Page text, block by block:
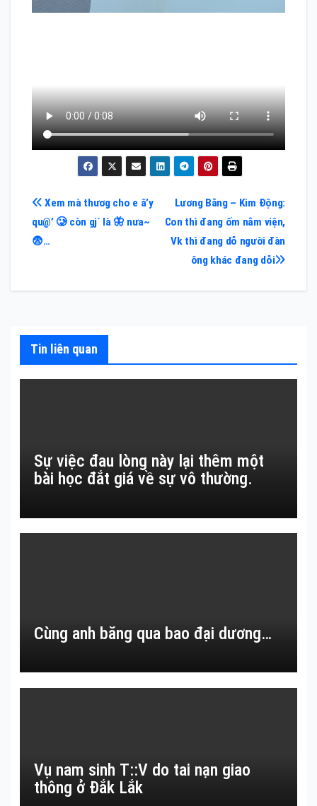
Điều
hướng
viết
Lương Bằng – Kim Động:
Con thì đang ốm nằm viện,
Vk thì đang dỗ người đàn
ông khác đang dỗi
Xem mà thươg cho e â’y
qu@’ 🥲 còn gj` là 🦋 nưa~
😨…
Tin liên quan
Sự việc đau lòng này lại thêm một
bài học đắt giá về sự vô thường.
Cùng anh băng qua bao đại dương…
Vụ nam sinh T::V do tai nạn giao
thông ở Đắk Lắk